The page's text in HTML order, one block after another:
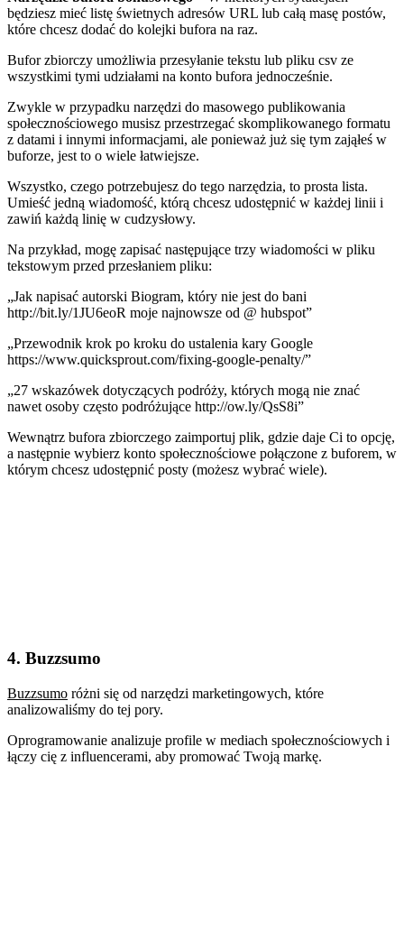
będziesz mieć listę świetnych adresów URL lub całą masę postów,
które chcesz dodać do kolejki bufora na raz.
Bufor zbiorczy umożliwia przesyłanie tekstu lub pliku csv ze
wszystkimi tymi udziałami na konto bufora jednocześnie.
Zwykle w przypadku narzędzi do masowego publikowania
społecznościowego musisz przestrzegać skomplikowanego formatu
z datami i innymi informacjami, ale ponieważ już się tym zająłeś w
buforze, jest to o wiele łatwiejsze.
Wszystko, czego potrzebujesz do tego narzędzia, to prosta lista.
Umieść jedną wiadomość, którą chcesz udostępnić w każdej linii i
zawiń każdą linię w cudzysłowy.
Na przykład, mogę zapisać następujące trzy wiadomości w pliku
tekstowym przed przesłaniem pliku:
„Jak napisać autorski Biogram, który nie jest do bani
http://bit.ly/1JU6eoR moje najnowsze od @ hubspot”
„Przewodnik krok po kroku do ustalenia kary Google
https://www.quicksprout.com/fixing-google-penalty/”
„27 wskazówek dotyczących podróży, których mogą nie znać
nawet osoby często podróżujące http://ow.ly/QsS8i”
Wewnątrz bufora zbiorczego zaimportuj plik, gdzie daje Ci to opcję,
a następnie wybierz konto społecznościowe połączone z buforem, w
którym chcesz udostępnić posty (możesz wybrać wiele).
4. Buzzsumo
Buzzsumo różni się od narzędzi marketingowych, które
analizowaliśmy do tej pory.
Oprogramowanie analizuje profile w mediach społecznościowych i
łączy cię z influencerami, aby promować Twoją markę.